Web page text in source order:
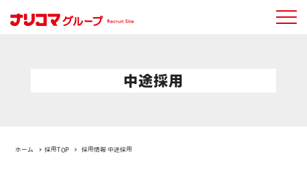
中途採用
ホーム 採用TOP 採用情報 中途採用